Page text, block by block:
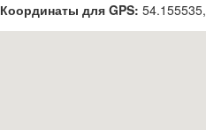
Координаты для GPS: 54.155535,